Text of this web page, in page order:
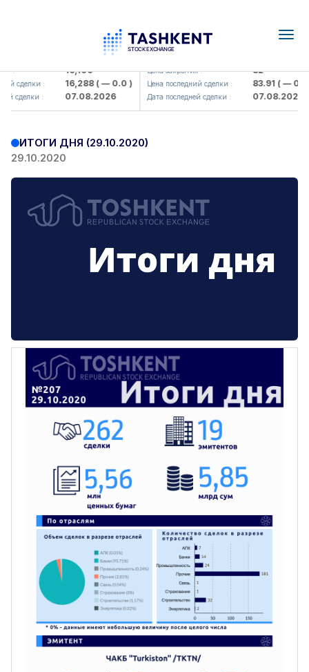
: 16,100
сделки : 16,288( — 0.0 )
сделки : 07.08.2026
KFSK (<Kafolat sug'urta
Цена закрытия : 82
Цена последний сделки : 83.91( — 0.0 )
Дата последней сделки : 07.08.2026
ИТОГИ ДНЯ (29.10.2020)
29.10.2020